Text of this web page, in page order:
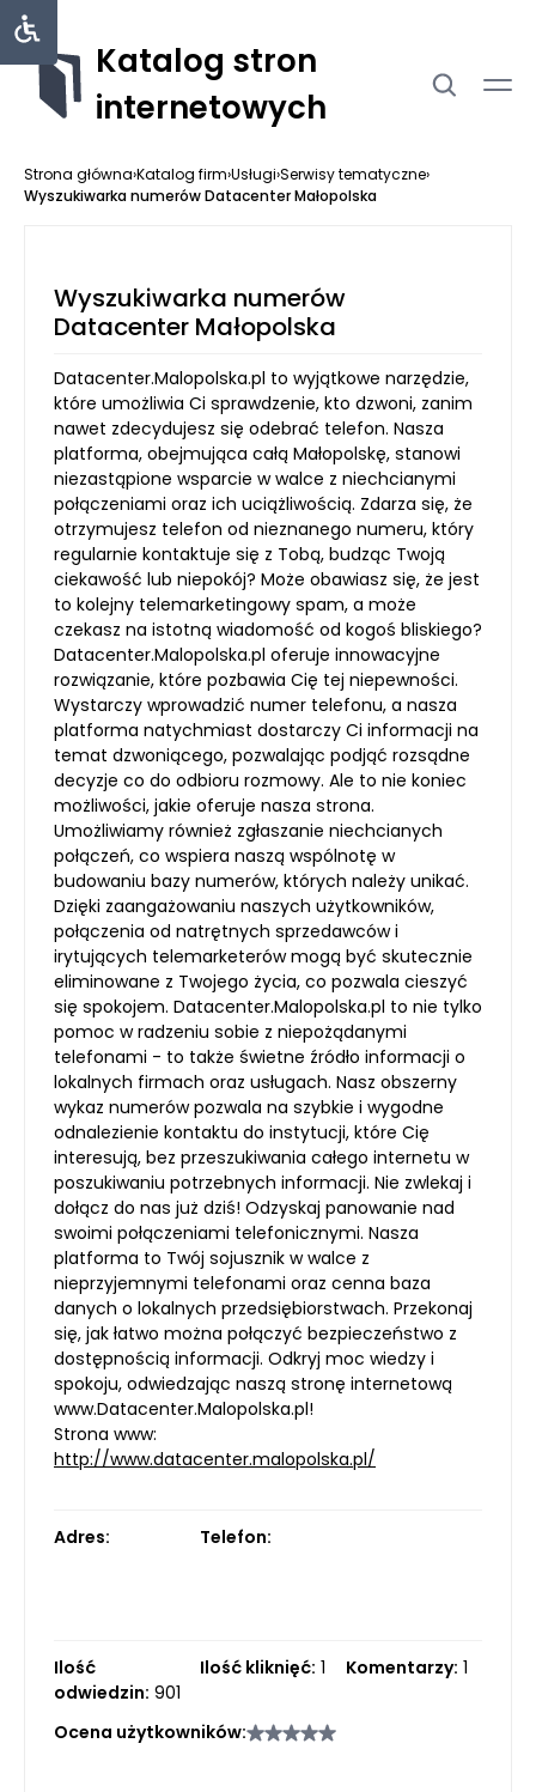
Katalog stron
internetowych
Strona główna›Katalog firm›Usługi›Serwisy tematyczne›
Wyszukiwarka numerów Datacenter Małopolska
Wyszukiwarka numerów
Datacenter Małopolska
Datacenter.Malopolska.pl to wyjątkowe narzędzie,
które umożliwia Ci sprawdzenie, kto dzwoni, zanim
nawet zdecydujesz się odebrać telefon. Nasza
platforma, obejmująca całą Małopolskę, stanowi
niezastąpione wsparcie w walce z niechcianymi
połączeniami oraz ich uciążliwością. Zdarza się, że
otrzymujesz telefon od nieznanego numeru, który
regularnie kontaktuje się z Tobą, budząc Twoją
ciekawość lub niepokój? Może obawiasz się, że jest
to kolejny telemarketingowy spam, a może
czekasz na istotną wiadomość od kogoś bliskiego?
Datacenter.Malopolska.pl oferuje innowacyjne
rozwiązanie, które pozbawia Cię tej niepewności.
Wystarczy wprowadzić numer telefonu, a nasza
platforma natychmiast dostarczy Ci informacji na
temat dzwoniącego, pozwalając podjąć rozsądne
decyzje co do odbioru rozmowy. Ale to nie koniec
możliwości, jakie oferuje nasza strona.
Umożliwiamy również zgłaszanie niechcianych
połączeń, co wspiera naszą wspólnotę w
budowaniu bazy numerów, których należy unikać.
Dzięki zaangażowaniu naszych użytkowników,
połączenia od natrętnych sprzedawców i
irytujących telemarketerów mogą być skutecznie
eliminowane z Twojego życia, co pozwala cieszyć
się spokojem. Datacenter.Malopolska.pl to nie tylko
pomoc w radzeniu sobie z niepożądanymi
telefonami - to także świetne źródło informacji o
lokalnych firmach oraz usługach. Nasz obszerny
wykaz numerów pozwala na szybkie i wygodne
odnalezienie kontaktu do instytucji, które Cię
interesują, bez przeszukiwania całego internetu w
poszukiwaniu potrzebnych informacji. Nie zwlekaj i
dołącz do nas już dziś! Odzyskaj panowanie nad
swoimi połączeniami telefonicznymi. Nasza
platforma to Twój sojusznik w walce z
nieprzyjemnymi telefonami oraz cenna baza
danych o lokalnych przedsiębiorstwach. Przekonaj
się, jak łatwo można połączyć bezpieczeństwo z
dostępnością informacji. Odkryj moc wiedzy i
spokoju, odwiedzając naszą stronę internetową
www.Datacenter.Malopolska.pl!
Strona www:
http://www.datacenter.malopolska.pl/
Adres: Telefon:
Ilość
odwiedzin: 901
Ilość kliknięć: 1 Komentarzy: 1
Ocena użytkowników: